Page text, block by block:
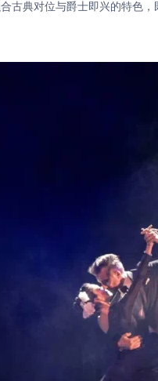
古典对位与爵士即兴的特色